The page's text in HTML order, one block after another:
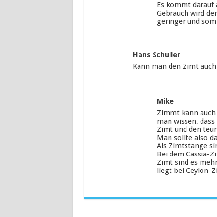
Es kommt darauf
Gebrauch wird
geringer und
Hans Schuller
Kann man den Zimt
Mike
Zimmt kann
man wissen,
Zimt und den
Man sollte also
Als Zimtstange
Bei dem Cassia-
Zimt sind es
liegt bei Ceylon-